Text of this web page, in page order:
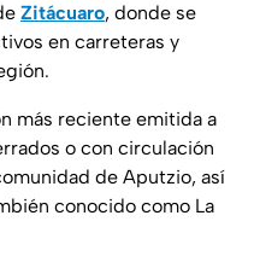
Zitácuaro, donde se
en carreteras y
más reciente emitida a
o con circulación
de Aputzio, así
conocido como La